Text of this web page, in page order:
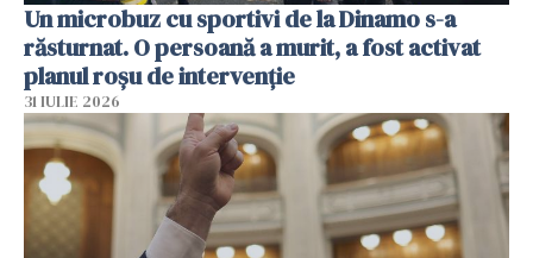
Un microbuz cu sportivi de la Dinamo s-a
răsturnat. O persoană a murit, a fost activat
planul roșu de intervenție
31 IULIE 2026